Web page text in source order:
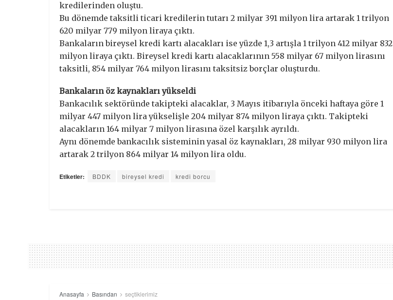
kredilerinden oluştu.
Bu dönemde taksitli ticari kredilerin tutarı 2 milyar 391 milyon lira artarak 1 trilyon
620 milyar 779 milyon liraya çıktı.
Bankaların bireysel kredi kartı alacakları ise yüzde 1,3 artışla 1 trilyon 412 milyar 832
milyon liraya çıktı. Bireysel kredi kartı alacaklarının 558 milyar 67 milyon lirasını
taksitli, 854 milyar 764 milyon lirasını taksitsiz borçlar oluşturdu.
Bankaların öz kaynakları yükseldi
Bankacılık sektöründe takipteki alacaklar, 3 Mayıs itibarıyla önceki haftaya göre 1
milyar 447 milyon lira yükselişle 204 milyar 874 milyon liraya çıktı. Takipteki
alacakların 164 milyar 7 milyon lirasına özel karşılık ayrıldı.
Aynı dönemde bankacılık sisteminin yasal öz kaynakları, 28 milyar 930 milyon lira
artarak 2 trilyon 864 milyar 14 milyon lira oldu.
Etiketler: BDDK bireysel kredi kredi borcu
Anasayfa Basından seçtiklerimiz